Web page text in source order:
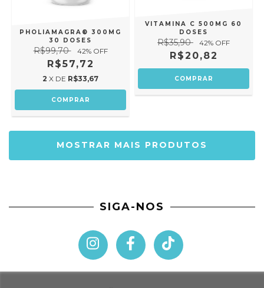
PHOLIAMAGRA® 300MG
30 DOSES
R$99,70 42% OFF
R$57,72
2 X DE R$33,67
VITAMINA C 500MG 60
DOSES
R$35,90 42% OFF
R$20,82
MOSTRAR MAIS PRODUTOS
SIGA-NOS